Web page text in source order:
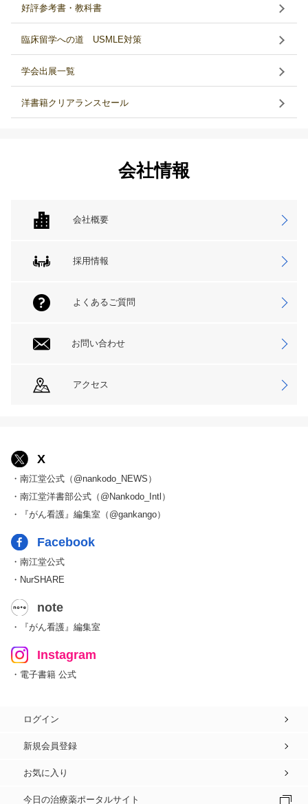
好評参考書・教科書
臨床留学への道 USMLE対策
学会出展一覧
洋書籍クリアランスセール
会社情報
会社概要
採用情報
よくあるご質問
お問い合わせ
アクセス
X
・南江堂公式（@nankodo_NEWS）
・南江堂洋書部公式（@Nankodo_Intl）
・『がん看護』編集室（@gankango）
Facebook
・南江堂公式
・NurSHARE
note
・『がん看護』編集室
Instagram
・電子書籍 公式
ログイン
新規会員登録
お気に入り
今日の治療薬ポータルサイト